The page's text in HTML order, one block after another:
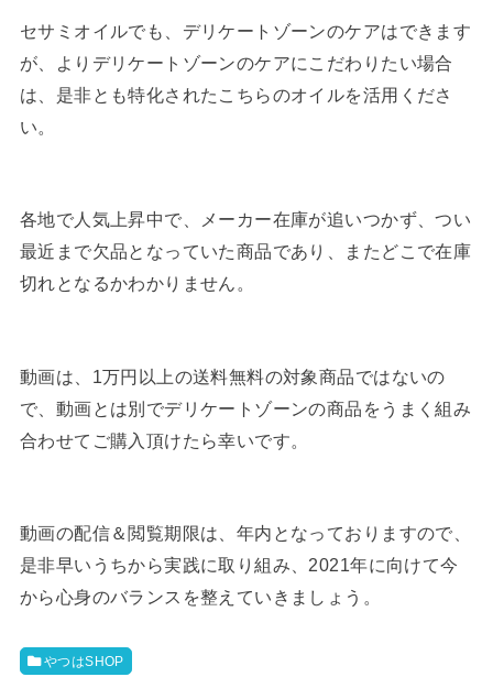
セサミオイルでも、デリケートゾーンのケアはできます
が、よりデリケートゾーンのケアにこだわりたい場合
は、是非とも特化されたこちらのオイルを活用くださ
い。
各地で人気上昇中で、メーカー在庫が追いつかず、つい
最近まで欠品となっていた商品であり、またどこで在庫
切れとなるかわかりません。
動画は、1万円以上の送料無料の対象商品ではないの
で、動画とは別でデリケートゾーンの商品をうまく組み
合わせてご購入頂けたら幸いです。
動画の配信＆閲覧期限は、年内となっておりますので、
是非早いうちから実践に取り組み、2021年に向けて今
から心身のバランスを整えていきましょう。
やつはSHOP